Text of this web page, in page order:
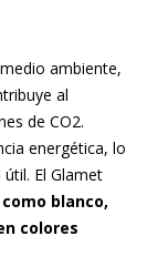
ambiente,
al
de CO2.
energética, lo
El Glamet
blanco,
colores